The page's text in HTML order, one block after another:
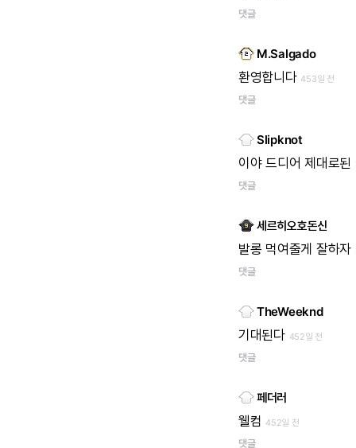
댓글
M.Salgado
환영합니다 453일 전
댓글
Slipknot
이야 드디어 제대로된
댓글
세르히오호돈신
발롱 먹여줄게 잘하자
댓글
TheWeeknd
기대된다 452일 전
댓글
페더러
웰컴 452일 전
댓글